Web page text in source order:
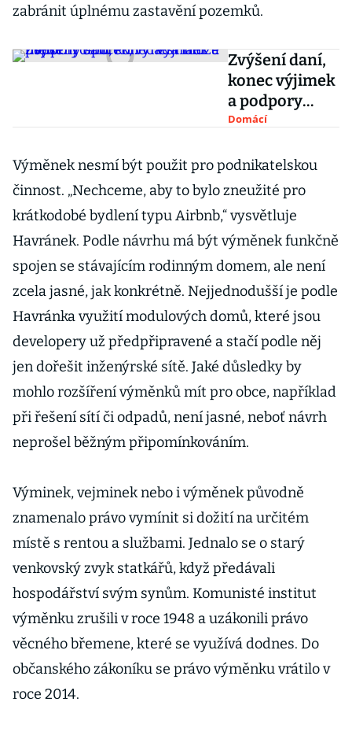
zabránit úplnému zastavění pozemků.
Zvýšení daní,
konec výjimek
a podpory
spoření. Vláda
balíček, vynést
může méně
Domácí
Výměnek nesmí být použit pro podnikatelskou
činnost. „Nechceme, aby to bylo zneužité pro
krátkodobé bydlení typu Airbnb,“ vysvětluje
Havránek. Podle návrhu má být výměnek funkčně
spojen se stávajícím rodinným domem, ale není
zcela jasné, jak konkrétně. Nejjednodušší je podle
Havránka využití modulových domů, které jsou
developery už předpřipravené a stačí podle něj
jen dořešit inženýrské sítě. Jaké důsledky by
mohlo rozšíření výměnků mít pro obce, například
při řešení sítí či odpadů, není jasné, neboť návrh
neprošel běžným připomínkováním.
Výminek, vejminek nebo i výměnek původně
znamenalo právo vymínit si dožití na určitém
místě s rentou a službami. Jednalo se o starý
venkovský zvyk statkářů, když předávali
hospodářství svým synům. Komunisté institut
výměnku zrušili v roce 1948 a uzákonili právo
věcného břemene, které se využívá dodnes. Do
občanského zákoníku se právo výměnku vrátilo v
roce 2014.